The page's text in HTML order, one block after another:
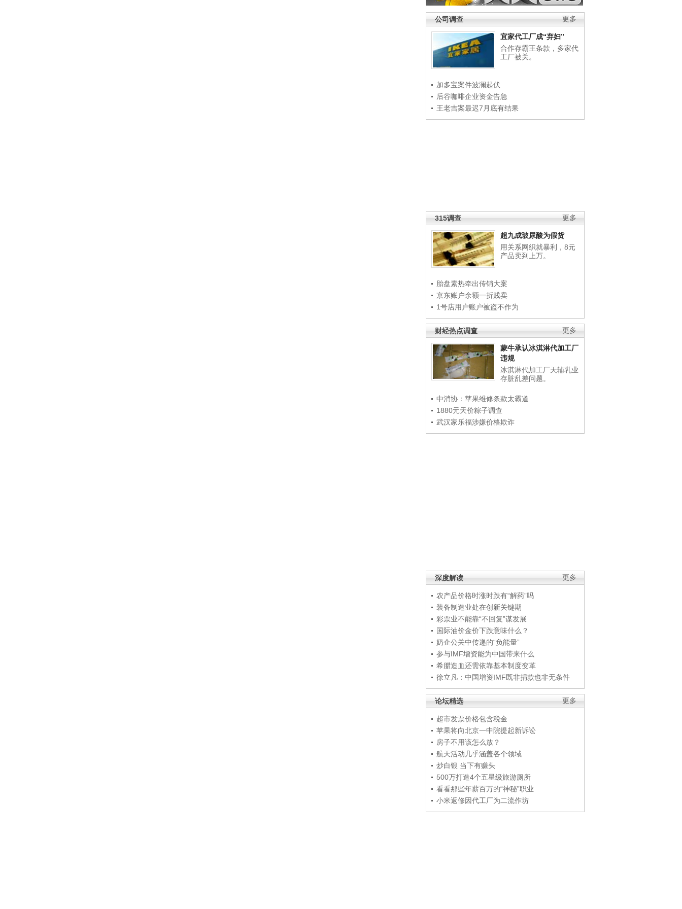
更多
公司调查
宜家代工厂成“弃妇”
合作存霸王条款，多家代
工厂被关。
加多宝案件波澜起伏
后谷咖啡企业资金告急
王老吉案最迟7月底有结果
更多
315调查
超九成玻尿酸为假货
用关系网织就暴利，8元
产品卖到上万。
胎盘素热牵出传销大案
京东账户余额一折贱卖
1号店用户账户被盗不作为
更多
财经热点调查
蒙牛承认冰淇淋代加工厂
违规
冰淇淋代加工厂天辅乳业
存脏乱差问题。
中消协：苹果维修条款太霸道
1880元天价粽子调查
武汉家乐福涉嫌价格欺诈
更多
深度解读
农产品价格时涨时跌有“解药”吗
装备制造业处在创新关键期
彩票业不能靠“不回复”谋发展
国际油价金价下跌意味什么？
奶企公关中传递的“负能量”
参与IMF增资能为中国带来什么
希腊造血还需依靠基本制度变革
徐立凡：中国增资IMF既非捐款也非无条件
更多
论坛精选
超市发票价格包含税金
苹果将向北京一中院提起新诉讼
房子不用该怎么放？
航天活动几乎涵盖各个领域
炒白银 当下有赚头
500万打造4个五星级旅游厕所
看看那些年薪百万的“神秘”职业
小米返修因代工厂为二流作坊